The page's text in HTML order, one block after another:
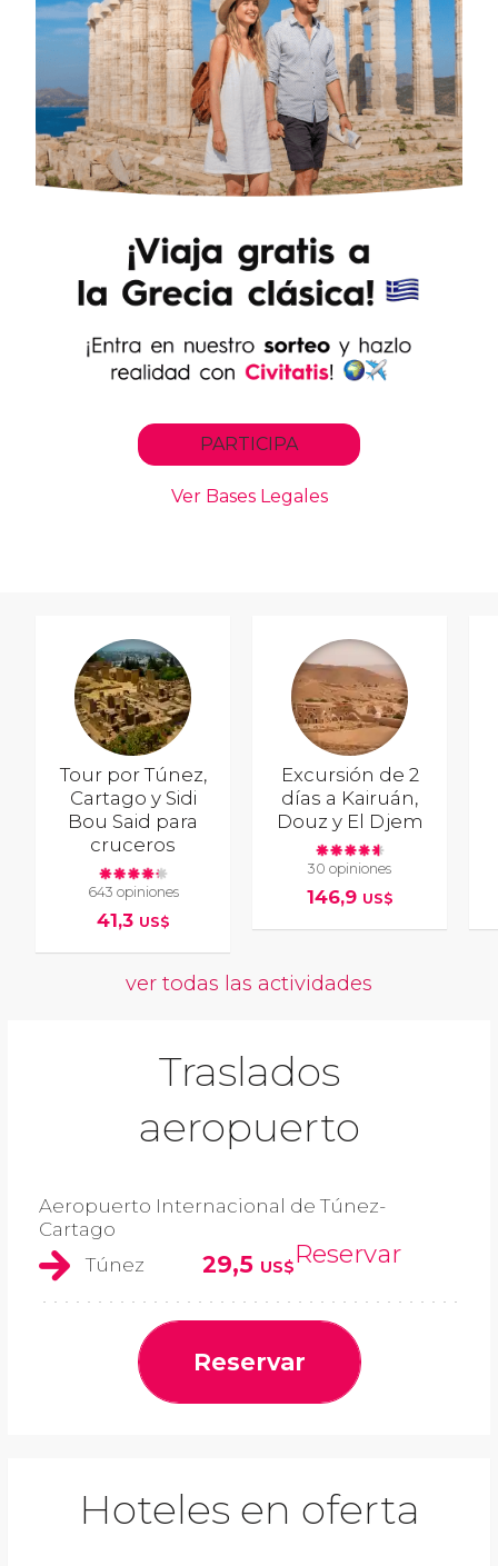
Tour por Túnez,
Cartago y Sidi
Bou Said para
cruceros
643 opiniones
41,3 US$
Excursión de 2
días a Kairuán,
Douz y El Djem
30 opiniones
146,9 US$
ver todas las actividades
Traslados
aeropuerto
Aeropuerto Internacional de Túnez-
Cartago
Túnez
29,5 US$Reservar
Reservar
Hoteles en oferta